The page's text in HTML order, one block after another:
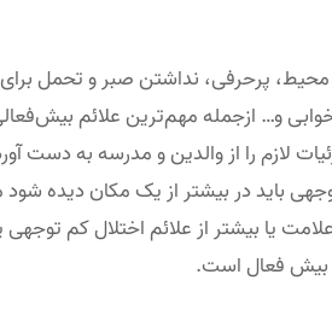
محیط، پرحرفی، نداشتن صبر و تحمل
و… ازجمله مهم‌ترین علائم
لازم را از والدین و مدرسه به دست
باید در بیشتر از یک مکان دیده شود
بیش فعال است.